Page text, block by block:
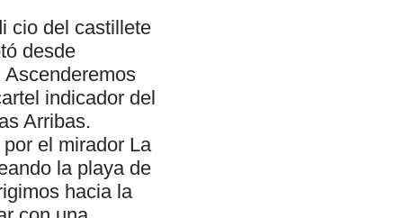
cio del castillete
desde
indicador del
Arribas.
el mirador La
la playa de
hacia la